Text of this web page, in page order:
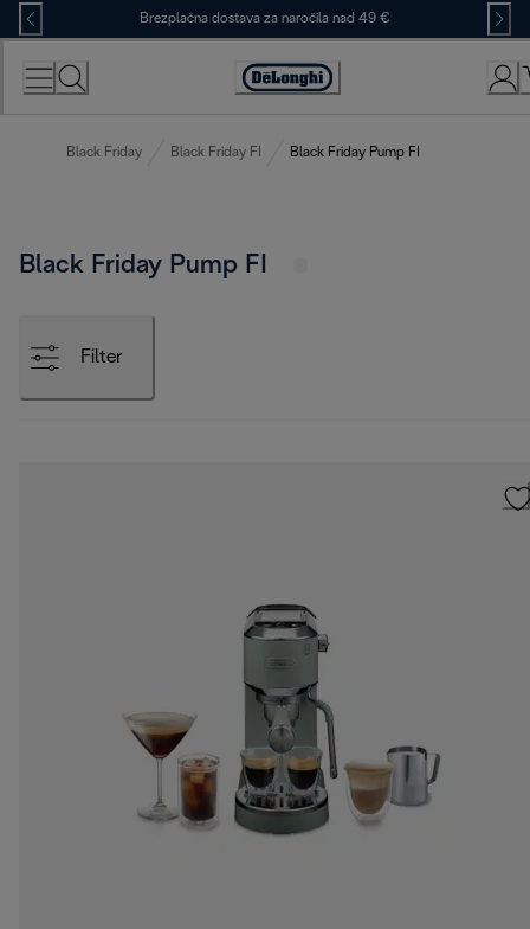
Skip
to
Content
Brezplačna dostava za naročila nad 49 €
Accessibility
Black Friday Black Friday FI Black Friday Pump FI
Black Friday Pump FI
Filter